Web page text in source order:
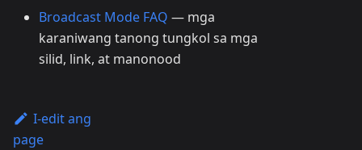
Broadcast Mode FAQ — mga
karaniwang tanong tungkol sa mga
silid, link, at manonood
I-edit ang
page